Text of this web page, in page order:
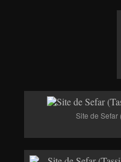
Site de Sefar